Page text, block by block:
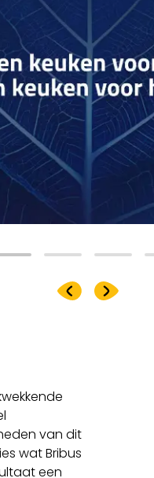
van dit
wat Bribus
een